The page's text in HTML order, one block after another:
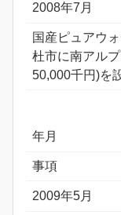
2008年7月
国産ピュアウ
杜市に南アル
50,000千円)を
年月
事項
2009年5月